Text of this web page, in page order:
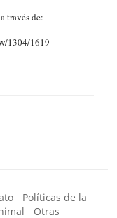
través de:
1304/1619
Políticas de la
Otras